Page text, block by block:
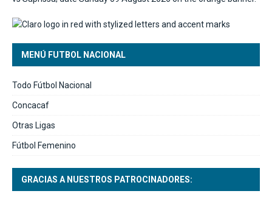
MENÚ FUTBOL NACIONAL
Todo Fútbol Nacional
Concacaf
Otras Ligas
Fútbol Femenino
GRACIAS A NUESTROS PATROCINADORES: